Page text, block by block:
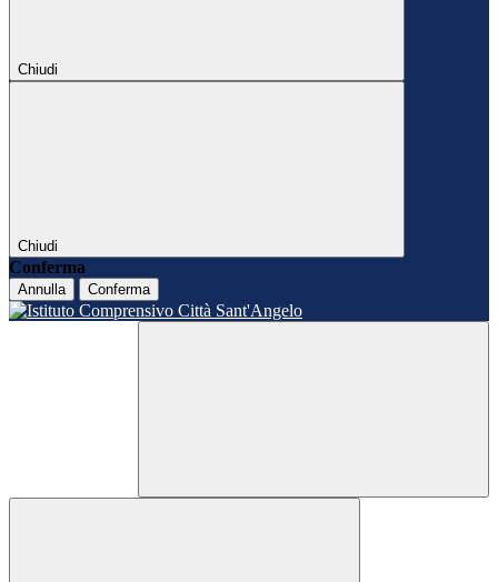
Chiudi
Chiudi
Conferma
Annulla Conferma